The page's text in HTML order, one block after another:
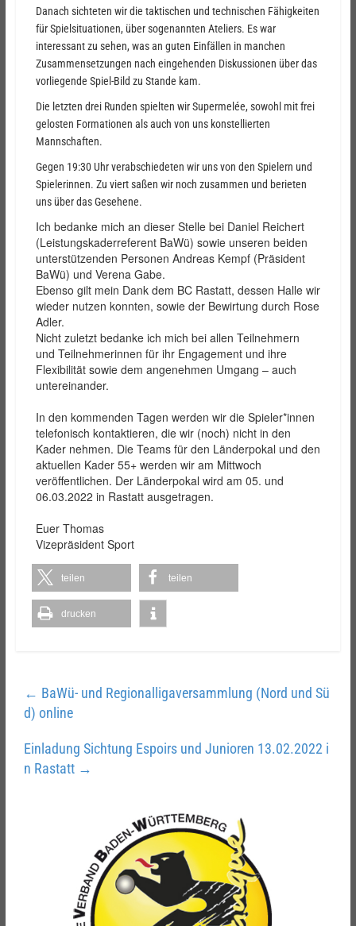
Danach sichteten wir die taktischen und technischen Fähigkeiten
für Spielsituationen, über sogenannten Ateliers. Es war
interessant zu sehen, was an guten Einfällen in manchen
Zusammensetzungen nach eingehenden Diskussionen über das
vorliegende Spiel-Bild zu Stande kam.
Die letzten drei Runden spielten wir Supermelée, sowohl mit frei
gelosten Formationen als auch von uns konstellierten
Mannschaften.
Gegen 19:30 Uhr verabschiedeten wir uns von den Spielern und
Spielerinnen. Zu viert saßen wir noch zusammen und berieten
uns über das Gesehene.
Ich bedanke mich an dieser Stelle bei Daniel Reichert
(Leistungskaderreferent BaWü) sowie unseren beiden
unterstützenden Personen Andreas Kempf (Präsident
BaWü) und Verena Gabe.
Ebenso gilt mein Dank dem BC Rastatt, dessen Halle wir
wieder nutzen konnten, sowie der Bewirtung durch Rose
Adler.
Nicht zuletzt bedanke ich mich bei allen Teilnehmern
und Teilnehmerinnen für ihr Engagement und ihre
Flexibilität sowie dem angenehmen Umgang – auch
untereinander.
In den kommenden Tagen werden wir die Spieler*innen
telefonisch kontaktieren, die wir (noch) nicht in den
Kader nehmen. Die Teams für den Länderpokal und den
aktuellen Kader 55+ werden wir am Mittwoch
veröffentlichen. Der Länderpokal wird am 05. und
06.03.2022 in Rastatt ausgetragen.
Euer Thomas
Vizepräsident Sport
teilen teilen
drucken
← BaWü- und Regionalligaversammlung (Nord und Sü
d) online
Einladung Sichtung Espoirs und Junioren 13.02.2022 i
n Rastatt →